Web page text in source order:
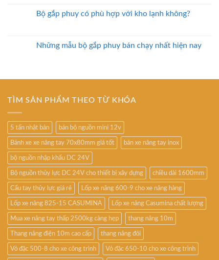
Bộ gắp phuy có phù hợp với kho lạnh không?
Những mẫu bộ gắp phuy bán chạy nhất hiện nay
TÌM SẢN PHẨM THEO TỪ KHÓA
5 tấn nhật bản bán bộ nguồn mini 12v
Bánh xe xe nâng tay 70x80mm giá tốt bán xe nâng tay inox
bộ nguồn nhập khẩu DC 24V
Bộ nguồn thủy lực DC 24V cho thiết bị xây dựng chiều dài 1600mm
Cẩu tay thủy lực giá rẻ Lốp xe nâng 600-9 cho xe nâng hàng
Lốp xe nâng 825-15 CASUMINA Lốp xe nâng Casumina chất lượng
Mua xe nâng tay thấp 2500kg càng hẹp thang nâng 10m
Thang nâng điện 10m cao cấp thang nâng đôi
Vỏ đặc 500-8 cho xe công trình Vỏ đặc 650-10 cho xe công trình